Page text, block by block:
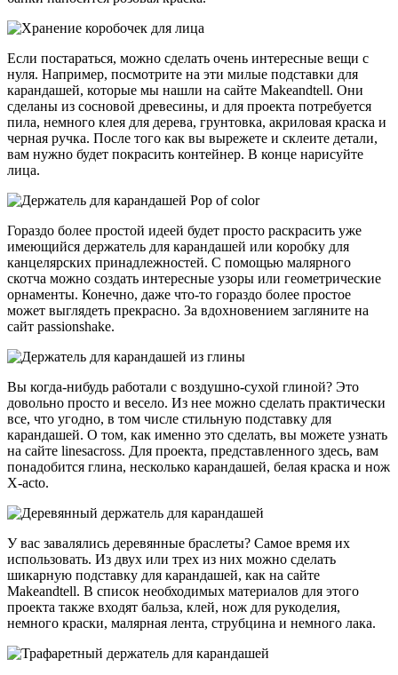
Если постараться, можно сделать очень интересные вещи с
нуля. Например, посмотрите на эти милые подставки для
карандашей, которые мы нашли на сайте Makeandtell. Они
сделаны из сосновой древесины, и для проекта потребуется
пила, немного клея для дерева, грунтовка, акриловая краска и
черная ручка. После того как вы вырежете и склеите детали,
вам нужно будет покрасить контейнер. В конце нарисуйте
лица.
Гораздо более простой идеей будет просто раскрасить уже
имеющийся держатель для карандашей или коробку для
канцелярских принадлежностей. С помощью малярного
скотча можно создать интересные узоры или геометрические
орнаменты. Конечно, даже что-то гораздо более простое
может выглядеть прекрасно. За вдохновением загляните на
сайт passionshake.
Вы когда-нибудь работали с воздушно-сухой глиной? Это
довольно просто и весело. Из нее можно сделать практически
все, что угодно, в том числе стильную подставку для
карандашей. О том, как именно это сделать, вы можете узнать
на сайте linesacross. Для проекта, представленного здесь, вам
понадобится глина, несколько карандашей, белая краска и нож
X-acto.
У вас завалялись деревянные браслеты? Самое время их
использовать. Из двух или трех из них можно сделать
шикарную подставку для карандашей, как на сайте
Makeandtell. В список необходимых материалов для этого
проекта также входят бальза, клей, нож для рукоделия,
немного краски, малярная лента, струбцина и немного лака.